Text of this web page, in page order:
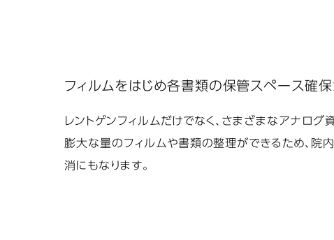
フィルムをはじめ各書類の保管スペース確
レントゲンフィルムだけでなく、さまざまなアナログ
膨大な量のフィルムや書類の整理ができるため、院
消にもなります。